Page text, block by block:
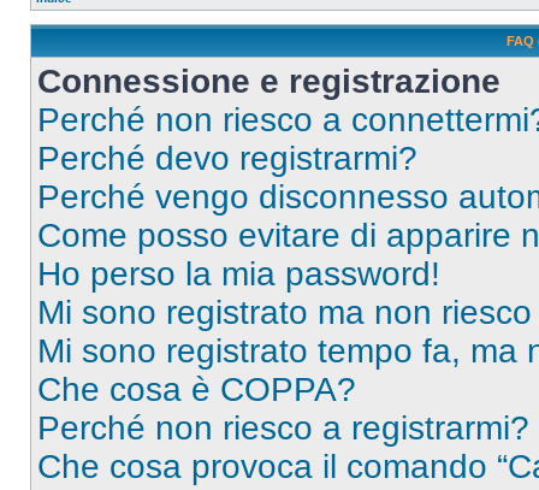
FAQ
Connessione e registrazione
Perché non riesco a
Perché devo registrarmi?
Perché vengo disconnesso
Come posso evitare di apparire
Ho perso la mia password!
Mi sono registrato ma non
Mi sono registrato tempo fa, ma
Che cosa è COPPA?
Perché non riesco a registrarmi?
Che cosa provoca il comando